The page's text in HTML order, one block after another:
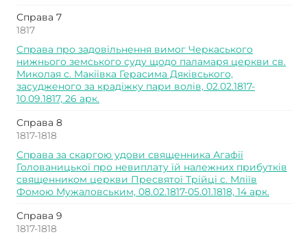
Справа 7
1817
Справа про задовільнення вимог Черкаського
нижнього земського суду щодо паламаря церкви св.
Миколая с. Макіївка Герасима Дяківського,
засудженого за крадіжку пари волів, 02.02.1817-
10.09.1817, 26 арк.
Справа 8
1817-1818
Справа за скаргою удови священника Агафії
Голованицької про невиплату їй належних прибутків
священником церкви Пресвятої Трійці с. Мліїв
Фомою Мужаловським, 08.02.1817-05.01.1818, 14 арк.
Справа 9
1817-1818